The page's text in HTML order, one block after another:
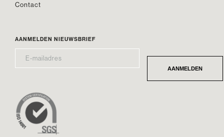
Contact
AANMELDEN NIEUWSBRIEF
MAILADRES* AANMELDEN